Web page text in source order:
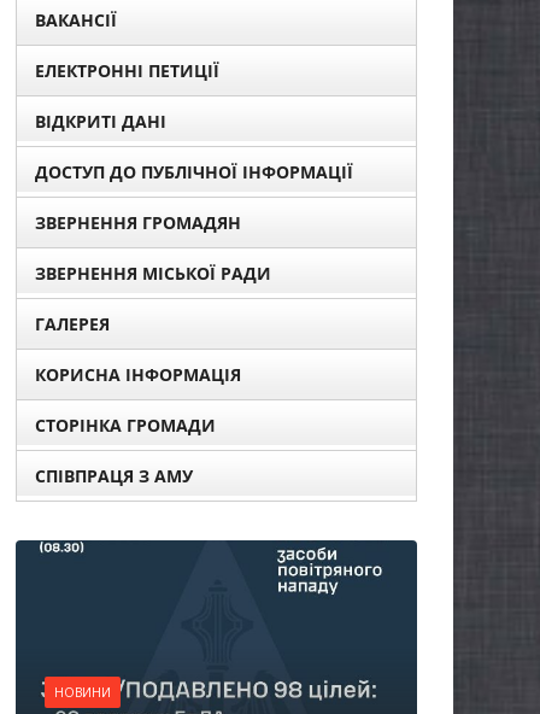
ВАКАНСІЇ
ЕЛЕКТРОННІ ПЕТИЦІЇ
ВІДКРИТІ ДАНІ
ДОСТУП ДО ПУБЛІЧНОЇ ІНФОРМАЦІЇ
ЗВЕРНЕННЯ ГРОМАДЯН
ЗВЕРНЕННЯ МІСЬКОЇ РАДИ
ГАЛЕРЕЯ
КОРИСНА ІНФОРМАЦІЯ
СТОРІНКА ГРОМАДИ
СПІВПРАЦЯ З АМУ
Батьки майбутніх
першокласників уже